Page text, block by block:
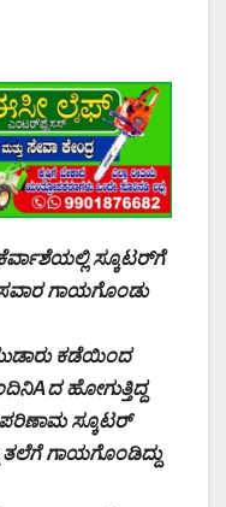
ಸ್ಕೂಟರ್‌ಗೆ
ಗಾಯಗೊಂಡು
ಕಡೆಯಿಂದ
ಹೋಗುತ್ತಿದ್ದ
ಸ್ಕೂಟರ್
ತಲೆಗೆ ಗಾಯಗೊಂಡಿದ್ದು